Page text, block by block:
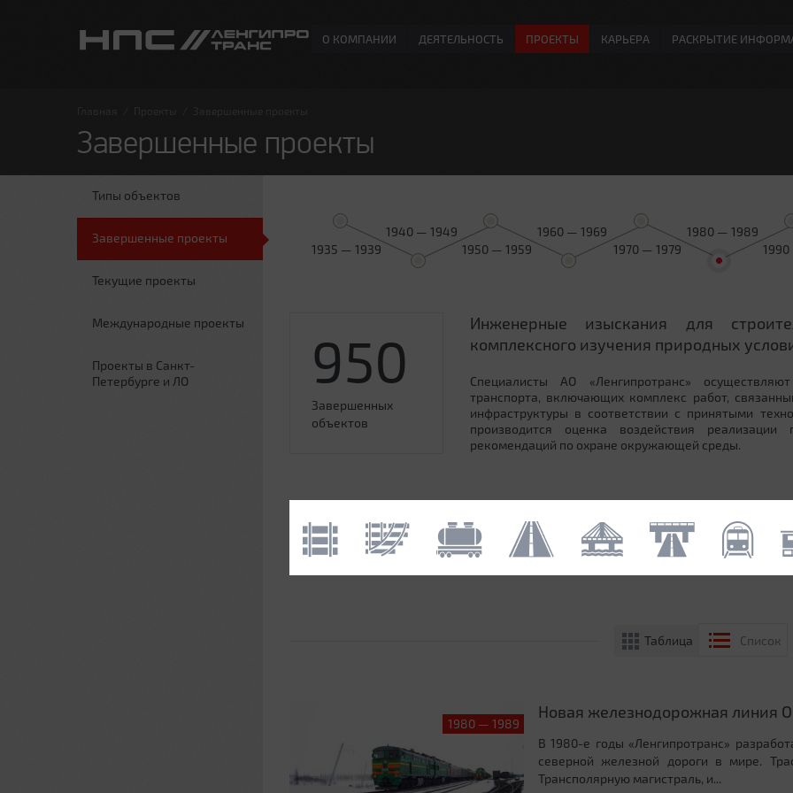
О КОМПАНИИ ДЕЯТЕЛЬНОСТЬ ПРОЕКТЫ КАРЬЕРА РАСКРЫТИЕ
Главная Проекты Завершенные проекты
Завершенные проекты
Типы объектов
Завершенные проекты
Текущие проекты
Международные проекты
Проекты в Санкт-
Петербурге и ЛО
1935 — 1939
1940 — 1949
1950 — 1959
1960 — 1969
1970 — 1979
1980 — 1989
950
Завершенных
объектов
Инженерные изыскания для
комплексного изучения природных
Специалисты АО «Ленгипротранс»
транспорта, включающих комплекс работ,
инфраструктуры в соответствии с принятыми
производится оценка воздействия
рекомендаций по охране окружающей среды.
Таблица Список
1980 — 1989
Новая железнодорожная линия
В 1980-е годы «Ленгипротранс»
северной железной дороги в мире.
Трансполярную магистраль, и...